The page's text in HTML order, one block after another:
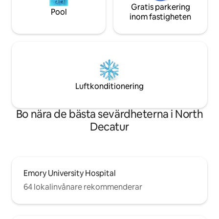
Pool
Gratis parkering
inom fastigheten
Luftkonditionering
Bo nära de bästa sevärdheterna i North
Decatur
Emory University Hospital
64 lokalinvånare rekommenderar